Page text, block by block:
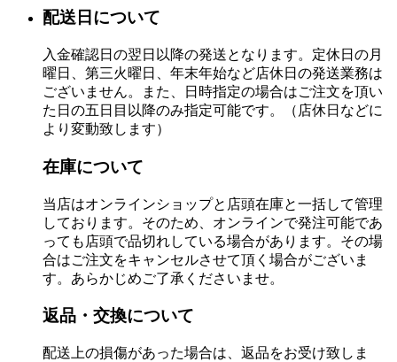
配送日について
入金確認日の翌日以降の発送となります。定休日の月
曜日、第三火曜日、年末年始など店休日の発送業務は
ございません。また、日時指定の場合はご注文を頂い
た日の五日目以降のみ指定可能です。（店休日などに
より変動致します）
在庫について
当店はオンラインショップと店頭在庫と一括して管理
しております。そのため、オンラインで発注可能であ
っても店頭で品切れしている場合があります。その場
合はご注文をキャンセルさせて頂く場合がございま
す。あらかじめご了承くださいませ。
返品・交換について
配送上の損傷があった場合は、返品をお受け致しま